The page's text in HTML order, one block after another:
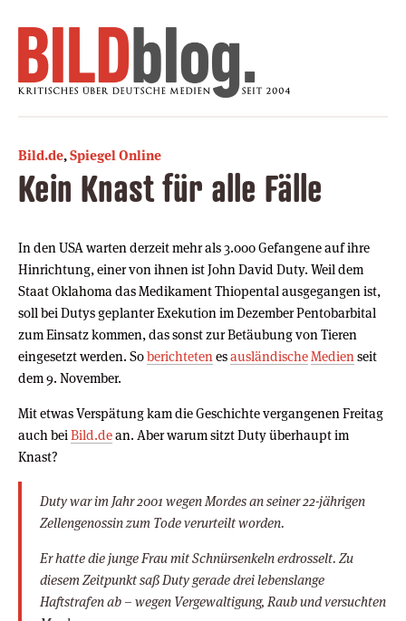
Bild.de,Spiegel Online
Kein Knast für alle Fälle
In den USA warten derzeit mehr als 3.000 Gefangene auf ihre
Hinrichtung, einer von ihnen ist John David Duty. Weil dem
Staat Oklahoma das Medikament Thiopental ausgegangen ist,
soll bei Dutys geplanter Exekution im Dezember Pentobarbital
zum Einsatz kommen, das sonst zur Betäubung von Tieren
eingesetzt werden. Soberichteten esausländischeMedien seit
dem 9. November.
Mit etwas Verspätung kam die Geschichte vergangenen Freitag
auch bei Bild.dean. Aber warum sitzt Duty überhaupt im
Knast?
Duty war im Jahr 2001 wegen Mordes an seiner 22-jährigen
Zellengenossin zum Tode verurteilt worden.
Er hatte die junge Frau mit Schnürsenkeln erdrosselt. Zu
diesem Zeitpunkt saß Duty gerade drei lebenslange
Haftstrafen ab – wegen Vergewaltigung, Raub und versuchten